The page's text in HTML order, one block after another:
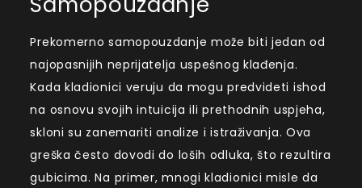
Prekomerno samopouzdanje može biti jedan od
najopasnijih neprijatelja uspešnog klađenja.
Kada kladionici veruju da mogu predvideti ishod
na osnovu svojih intuicija ili prethodnih uspjeha,
skloni su zanemariti analize i istraživanja. Ova
greška često dovodi do loših odluka, što rezultira
gubicima. Na primer, mnogi kladionici misle da